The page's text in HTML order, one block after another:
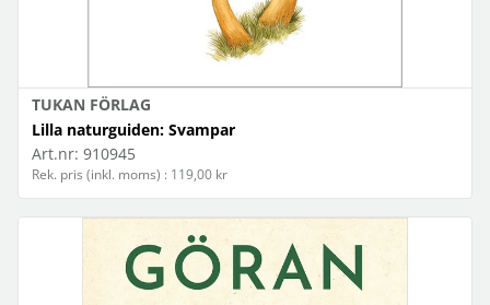
TUKAN FÖRLAG
Lilla naturguiden: Svampar
Art.nr: 910945
Rek. pris (inkl. moms) : 119,00 kr